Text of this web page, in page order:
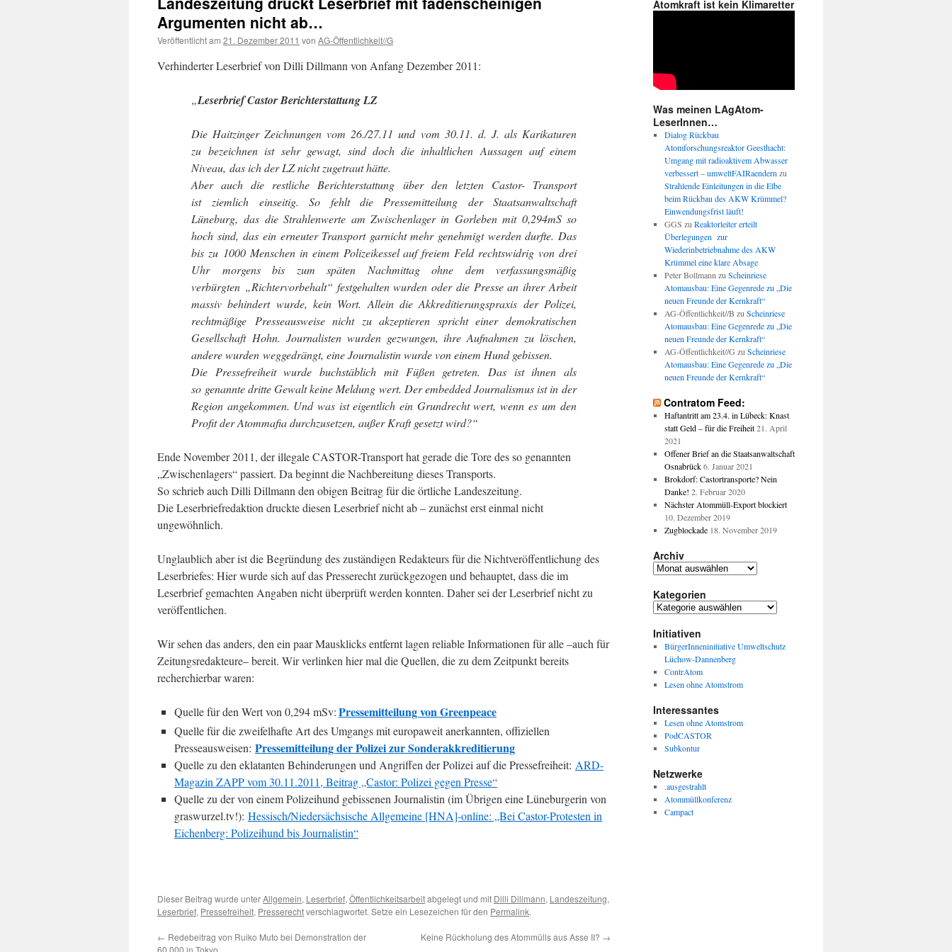
Argumenten nicht ab…
Veröffentlicht am 21. Dezember 2011 von AG-Öffentlichkeit//G
Verhinderter Leserbrief von Dilli Dillmann von Anfang Dezember 2011:
„Leserbrief Castor Berichterstattung LZ
Die Haitzinger Zeichnungen vom 26./27.11 und vom 30.11. d. J. als Karikaturen
zu bezeichnen ist sehr gewagt, sind doch die inhaltlichen Aussagen auf einem
Niveau, das ich der LZ nicht zugetraut hätte.
Aber auch die restliche Berichterstattung über den letzten Castor- Transport
ist ziemlich einseitig. So fehlt die Pressemitteilung der Staatsanwaltschaft
Lüneburg, das die Strahlenwerte am Zwischenlager in Gorleben mit 0,294mS so
hoch sind, das ein erneuter Transport garnicht mehr genehmigt werden durfte. Das
bis zu 1000 Menschen in einem Polizeikessel auf freiem Feld rechtswidrig von drei
Uhr morgens bis zum späten Nachmittag ohne dem verfassungsmäßig
verbürgten „Richtervorbehalt“ festgehalten wurden oder die Presse an ihrer Arbeit
massiv behindert wurde, kein Wort. Allein die Akkreditierungspraxis der Polizei,
rechtmäßige Presseausweise nicht zu akzeptieren spricht einer demokratischen
Gesellschaft Hohn. Journalisten wurden gezwungen, ihre Aufnahmen zu löschen,
andere wurden weggedrängt, eine Journalistin wurde von einem Hund gebissen.
Die Pressefreiheit wurde buchstäblich mit Füßen getreten. Das ist ihnen als
so genannte dritte Gewalt keine Meldung wert. Der embedded Journalismus ist in der
Region angekommen. Und was ist eigentlich ein Grundrecht wert, wenn es um den
Profit der Atommafia durchzusetzen, außer Kraft gesetzt wird?“
Ende November 2011, der illegale CASTOR-Transport hat gerade die Tore des so genannten
„Zwischenlagers“ passiert. Da beginnt die Nachbereitung dieses Transports.
So schrieb auch Dilli Dillmann den obigen Beitrag für die örtliche Landeszeitung.
Die Leserbriefredaktion druckte diesen Leserbrief nicht ab – zunächst erst einmal nicht
ungewöhnlich.
Unglaublich aber ist die Begründung des zuständigen Redakteurs für die Nichtveröffentlichung des
Leserbriefes: Hier wurde sich auf das Presserecht zurückgezogen und behauptet, dass die im
Leserbrief gemachten Angaben nicht überprüft werden konnten. Daher sei der Leserbrief nicht zu
veröffentlichen.
Wir sehen das anders, den ein paar Mausklicks entfernt lagen reliable Informationen für alle –auch für
Zeitungsredakteure– bereit. Wir verlinken hier mal die Quellen, die zu dem Zeitpunkt bereits
recherchierbar waren:
Quelle für den Wert von 0,294 mSv:Pressemitteilung von Greenpeace
Quelle für die zweifelhafte Art des Umgangs mit europaweit anerkannten, offiziellen
Presseausweisen: Pressemitteilung der Polizei zur Sonderakkreditierung
Quelle zu den eklatanten Behinderungen und Angriffen der Polizei auf die Pressefreiheit: ARD-
Magazin ZAPP vom 30.11.2011, Beitrag „Castor: Polizei gegen Presse“
Quelle zu der von einem Polizeihund gebissenen Journalistin (im Übrigen eine Lüneburgerin von
graswurzel.tv!): Hessisch/Niedersächsische Allgemeine [HNA]-online: „Bei Castor-Protesten in
Eichenberg: Polizeihund bis Journalistin“
Dieser Beitrag wurde unterAllgemein, Leserbrief, Öffentlichkeitsarbeitabgelegt und mit Dilli Dillmann, Landeszeitung,
Leserbrief, Pressefreiheit, Presserechtverschlagwortet. Setze ein Lesezeichen für den Permalink.
← Redebeitrag von Ruiko Muto bei Demonstration der
60.000 in Tokyo
Keine Rückholung des Atommülls aus Asse II? →
Atomkraft ist kein Klimaretter
Was meinen LAgAtom-
LeserInnen…
Dialog Rückbau
Atomforschungsreaktor Geesthacht:
Umgang mit radioaktivem Abwasser
verbessert – umweltFAIRaendern zu
Strahlende Einleitungen in die Elbe
beim Rückbau des AKW Krümmel?
Einwendungsfrist läuft!
GGS zu Reaktorleiter erteilt
Überlegungen zur
Wiederinbetriebnahme des AKW
Krümmel eine klare Absage
Peter Bollmann zu Scheinriese
Atomausbau: Eine Gegenrede zu „Die
neuen Freunde der Kernkraft“
AG-Öffentlichkeit//B zu Scheinriese
Atomausbau: Eine Gegenrede zu „Die
neuen Freunde der Kernkraft“
AG-Öffentlichkeit//G zu Scheinriese
Atomausbau: Eine Gegenrede zu „Die
neuen Freunde der Kernkraft“
Contratom Feed:
Haftantritt am 23.4. in Lübeck: Knast
statt Geld – für die Freiheit 21. April
2021
Offener Brief an die Staatsanwaltschaft
Osnabrück 6. Januar 2021
Brokdorf: Castortransporte? Nein
Danke! 2. Februar 2020
Nächster Atommüll-Export blockiert
10. Dezember 2019
Zugblockade 18. November 2019
Archiv
Archiv
Kategorien
Kategorien
Initiativen
BürgerInneninitiative Umweltschutz
Lüchow-Dannenberg
ContrAtom
Lesen ohne Atomstrom
Interessantes
Lesen ohne Atomstrom
PodCASTOR
Subkontur
Netzwerke
.ausgestrahlt
Atommüllkonferenz
Campact